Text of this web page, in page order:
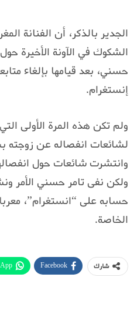
الجدير بالذكر، أن الفنانة
الشكوك في الآونة الأخيرة
حسني، بعد قيامها بإلغاء
إنستغرام.
ولم تكن هذه المرة الأولى
لشائعات انفصاله عن
وانتشرت شائعات حول
ولكن نفى تامر حسني الأمر
حسابه على “انستغرام”،
الخاصة.
شارك Facebook